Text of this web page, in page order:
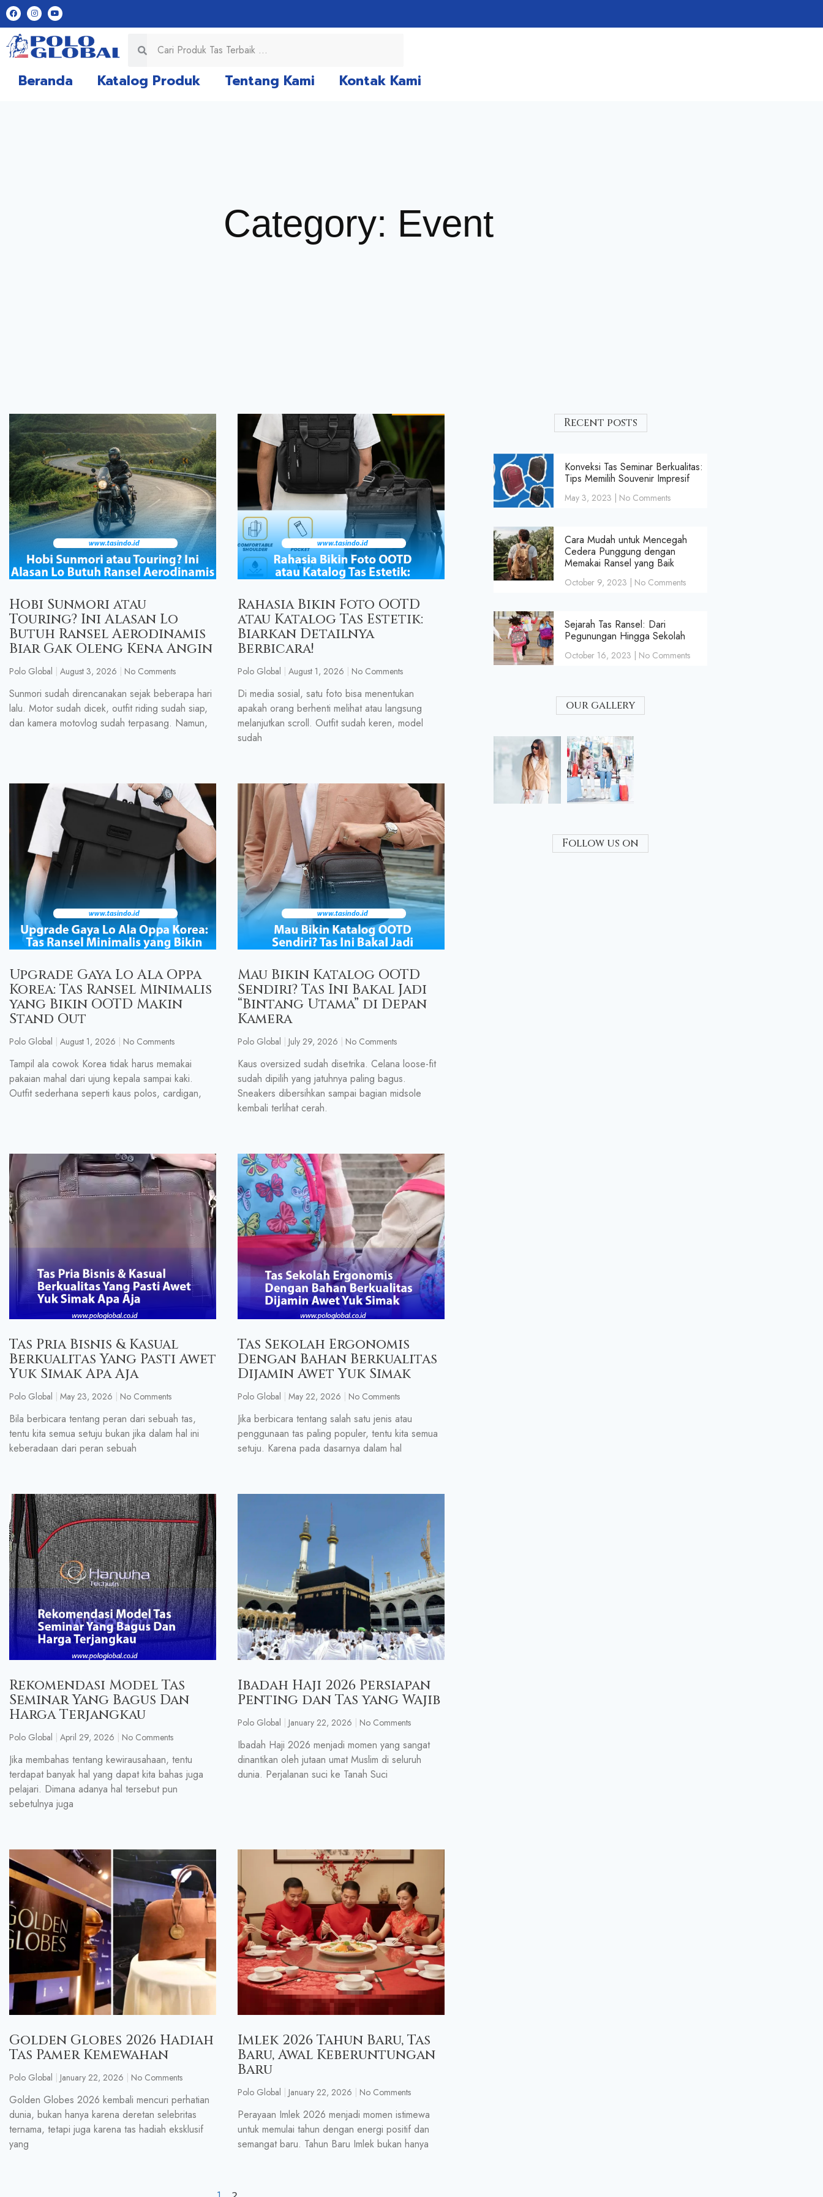
Beranda Katalog Produk Tentang Kami Kontak Kami
Category: Event
Hobi Sunmori atau
Touring? Ini Alasan Lo
Butuh Ransel Aerodinamis
Biar Gak Oleng Kena Angin
Polo Global August 3, 2026 No Comments
Sunmori sudah direncanakan sejak beberapa hari
lalu. Motor sudah dicek, outfit riding sudah siap,
dan kamera motovlog sudah terpasang. Namun,
Rahasia Bikin Foto OOTD
atau Katalog Tas Estetik:
Biarkan Detailnya
Berbicara!
Polo Global August 1, 2026 No Comments
Di media sosial, satu foto bisa menentukan
apakah orang berhenti melihat atau langsung
melanjutkan scroll. Outfit sudah keren, model
sudah
Upgrade Gaya Lo Ala Oppa
Korea: Tas Ransel Minimalis
yang Bikin OOTD Makin
Stand Out
Polo Global August 1, 2026 No Comments
Tampil ala cowok Korea tidak harus memakai
pakaian mahal dari ujung kepala sampai kaki.
Outfit sederhana seperti kaus polos, cardigan,
Mau Bikin Katalog OOTD
Sendiri? Tas Ini Bakal Jadi
“Bintang Utama” di Depan
Kamera
Polo Global July 29, 2026 No Comments
Kaus oversized sudah disetrika. Celana loose-fit
sudah dipilih yang jatuhnya paling bagus.
Sneakers dibersihkan sampai bagian midsole
kembali terlihat cerah.
Tas Pria Bisnis & Kasual
Berkualitas Yang Pasti Awet
Yuk Simak Apa Aja
Polo Global May 23, 2026 No Comments
Bila berbicara tentang peran dari sebuah tas,
tentu kita semua setuju bukan jika dalam hal ini
keberadaan dari peran sebuah
Tas Sekolah Ergonomis
Dengan Bahan Berkualitas
Dijamin Awet Yuk Simak
Polo Global May 22, 2026 No Comments
Jika berbicara tentang salah satu jenis atau
penggunaan tas paling populer, tentu kita semua
setuju. Karena pada dasarnya dalam hal
Rekomendasi Model Tas
Seminar Yang Bagus Dan
Harga Terjangkau
Polo Global April 29, 2026 No Comments
Jika membahas tentang kewirausahaan, tentu
terdapat banyak hal yang dapat kita bahas juga
pelajari. Dimana adanya hal tersebut pun
sebetulnya juga
Ibadah Haji 2026 Persiapan
Penting dan Tas yang Wajib
Polo Global January 22, 2026 No Comments
Ibadah Haji 2026 menjadi momen yang sangat
dinantikan oleh jutaan umat Muslim di seluruh
dunia. Perjalanan suci ke Tanah Suci
Golden Globes 2026 Hadiah
Tas Pamer Kemewahan
Polo Global January 22, 2026 No Comments
Golden Globes 2026 kembali mencuri perhatian
dunia, bukan hanya karena deretan selebritas
ternama, tetapi juga karena tas hadiah eksklusif
yang
Imlek 2026 Tahun Baru, Tas
Baru, Awal Keberuntungan
Baru
Polo Global January 22, 2026 No Comments
Perayaan Imlek 2026 menjadi momen istimewa
untuk memulai tahun dengan energi positif dan
semangat baru. Tahun Baru Imlek bukan hanya
Recent posts
Konveksi Tas Seminar Berkualitas:
Tips Memilih Souvenir Impresif
May 3, 2023 No Comments
Cara Mudah untuk Mencegah
Cedera Punggung dengan
Memakai Ransel yang Baik
October 9, 2023 No Comments
Sejarah Tas Ransel: Dari
Pegunungan Hingga Sekolah
October 16, 2023 No Comments
our gallery
Follow us on